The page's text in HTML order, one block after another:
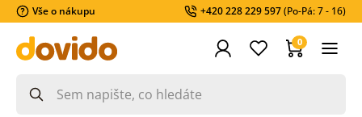
Vše o nákupu +420 228 229 597(Po-Pá: 7 - 16)
0